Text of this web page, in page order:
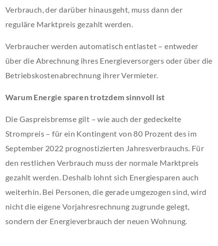
Verbrauch, der darüber hinausgeht, muss dann der
reguläre Marktpreis gezahlt werden.
Verbraucher werden automatisch entlastet – entweder
über die Abrechnung ihres Energieversorgers oder über die
Betriebskostenabrechnung ihrer Vermieter.
Warum Energie sparen trotzdem sinnvoll ist
Die Gaspreisbremse gilt – wie auch der gedeckelte
Strompreis – für ein Kontingent von 80 Prozent des im
September 2022 prognostizierten Jahresverbrauchs. Für
den restlichen Verbrauch muss der normale Marktpreis
gezahlt werden. Deshalb lohnt sich Energiesparen auch
weiterhin. Bei Personen, die gerade umgezogen sind, wird
nicht die eigene Vorjahresrechnung zugrunde gelegt,
sondern der Energieverbrauch der neuen Wohnung.